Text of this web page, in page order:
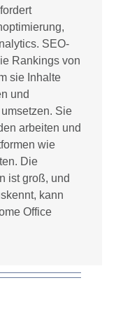
SEO-
Rankings von
sie Inhalte
und
Sie
arbeiten und
wie
Die
ist groß, und
kann
Office